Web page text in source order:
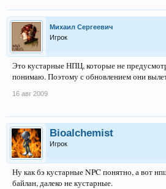
Михаил Сергеевич
Игрок
Это кустарные НПЦ, которые не
понимаю. Поэтому с обновлением они
16 авг 2009
Bioalchemist
Игрок
Ну как бэ кустарные NPC понятно, а вот
байлан, далеко не кустарные.